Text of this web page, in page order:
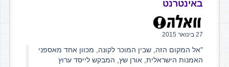
באינטרנט
27 בינואר 2015
"אל המקום הזה, שבין המוכר לקונה, מכוון אחד מאספני
האמנות הישראלית, אורן שץ, המבקש לייסד ערוץ